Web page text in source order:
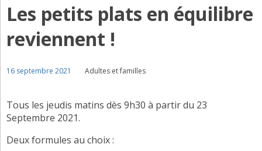
Les petits plats en équilibre
reviennent !
16 septembre 2021 Adultes et familles
Tous les jeudis matins dès 9h30 à partir du 23
Septembre 2021.
Deux formules au choix :